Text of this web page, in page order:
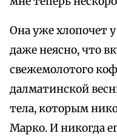
Она уже хлопочет
даже неясно, что
свежемолотого
далматинской
тела, которым
Марко. И никогда